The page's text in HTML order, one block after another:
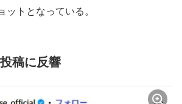
トとなっている。
稿に反響